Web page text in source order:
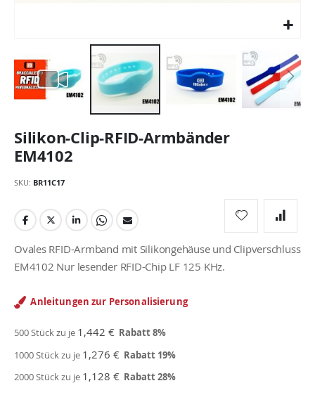
Anfang
der
Bildgalerie
springen
Silikon-Clip-RFID-Armbänder
EM4102
SKU BR11C17
Ovales RFID-Armband mit Silikongehäuse und Clipverschluss
EM4102 Nur lesender RFID-Chip LF 125 KHz.
Anleitungen zur Personalisierung
500 Stück zu je 1,442 € Rabatt8%
1000 Stück zu je 1,276 € Rabatt 19%
2000 Stück zu je 1,128 € Rabatt28%